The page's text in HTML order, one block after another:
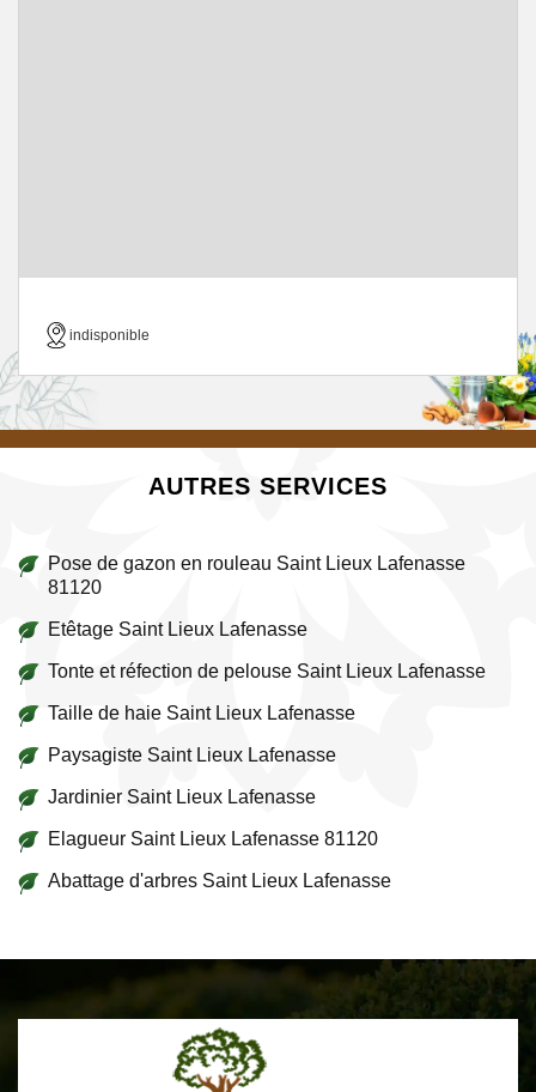
indisponible
AUTRES SERVICES
Pose de gazon en rouleau Saint Lieux Lafenasse
81120
Etêtage Saint Lieux Lafenasse
Tonte et réfection de pelouse Saint Lieux Lafenasse
Taille de haie Saint Lieux Lafenasse
Paysagiste Saint Lieux Lafenasse
Jardinier Saint Lieux Lafenasse
Elagueur Saint Lieux Lafenasse 81120
Abattage d'arbres Saint Lieux Lafenasse